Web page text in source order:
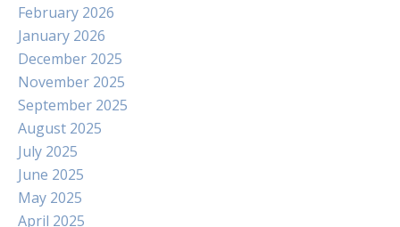
February 2026
January 2026
December 2025
November 2025
September 2025
August 2025
July 2025
June 2025
May 2025
April 2025